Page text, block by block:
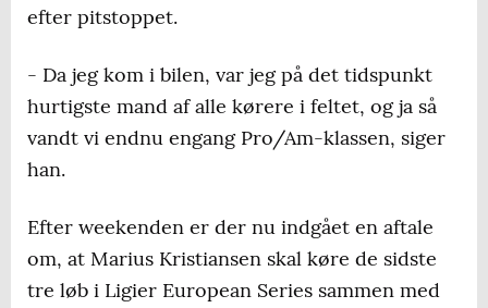
efter pitstoppet.
- Da jeg kom i bilen, var jeg på det tidspunkt
hurtigste mand af alle kørere i feltet, og ja så
vandt vi endnu engang Pro/Am-klassen, siger
han.
Efter weekenden er der nu indgået en aftale
om, at Marius Kristiansen skal køre de sidste
tre løb i Ligier European Series sammen med